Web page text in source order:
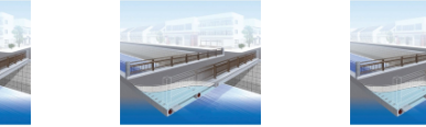
音できる「吸音機能パネル」も適用可